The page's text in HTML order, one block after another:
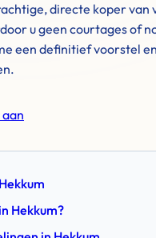
directe koper
u geen courtages of
een definitief voorstel
Hekkum?